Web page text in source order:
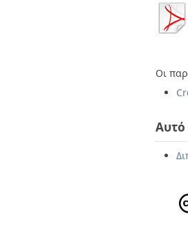
Οι
Αυτό